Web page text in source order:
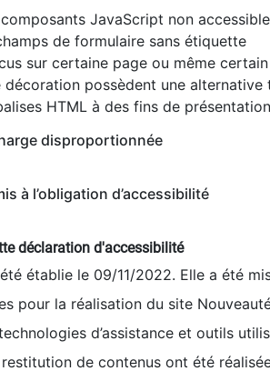
composants JavaScript non
de formulaire sans étiquette
sur certaine page ou même
décoration possèdent une alternative
HTML à des fins de
disproportionnée
à l’obligation d’accessibilité
déclaration d'accessibilité
établie le 09/11/2022. Elle a été
pour la réalisation du site
d’assistance et outils
de contenus ont été